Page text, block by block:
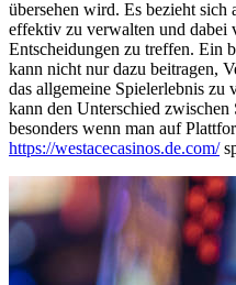
übersehen wird. Es bezieht sich
effektiv zu verwalten und dabei
Entscheidungen zu treffen. Ein
kann nicht nur dazu beitragen,
das allgemeine Spielerlebnis zu
kann den Unterschied zwischen
besonders wenn man auf
https://westacecasinos.de.com/